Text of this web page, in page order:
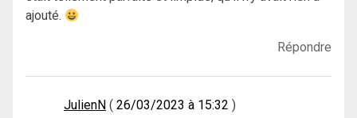
ajouté.
Répondre
JulienN 26/03/2023 à 15:32